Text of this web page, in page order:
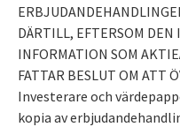
DÄRTILL, EFTERSOM
INFORMATION SOM
FATTAR BESLUT OM ATT
Investerare och
kopia av